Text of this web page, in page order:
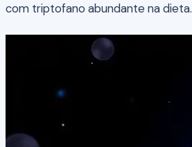
com triptofano abundante na dieta.